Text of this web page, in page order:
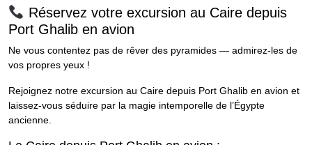
Réservez votre excursion au Caire depuis
Port Ghalib en avion
Ne vous contentez pas de rêver des pyramides — admirez-les de
vos propres yeux !
Rejoignez notre excursion au Caire depuis Port Ghalib en avion et
laissez-vous séduire par la magie intemporelle de l’Égypte
ancienne.